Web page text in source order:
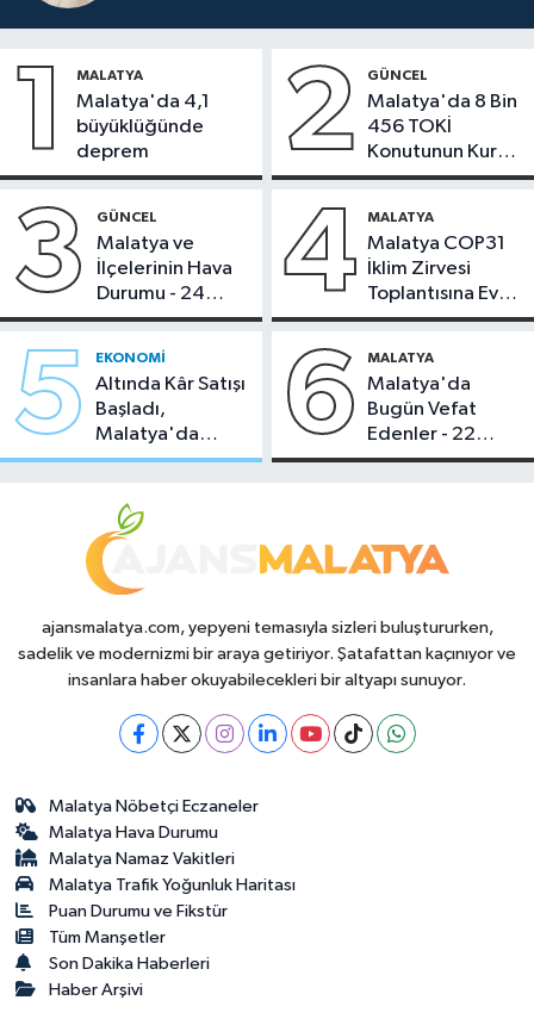
1 MALATYA
Malatya'da 4,1
büyüklüğünde
deprem
2 GÜNCEL
Malatya'da 8 Bin
456 TOKİ
Konutunun Kurası
Bugün Çekiliyor
3 GÜNCEL
Malatya ve
İlçelerinin Hava
Durumu - 24
Temmuz 2026
4 MALATYA
Malatya COP31
İklim Zirvesi
Toplantısına Ev
Sahipliği Yaptı
5 EKONOMI
Altında Kâr Satışı
Başladı,
Malatya'da
Makas Ne
6 MALATYA
Malatya'da
Bugün Vefat
Edenler - 22
Temmuz 2026
ajansmalatya.com, yepyeni temasıyla sizleri buluştururken,
sadelik ve modernizmi bir araya getiriyor. Şatafattan kaçınıyor ve
insanlara haber okuyabilecekleri bir altyapı sunuyor.
Malatya Nöbetçi Eczaneler
Malatya Hava Durumu
Malatya Namaz Vakitleri
Malatya Trafik Yoğunluk Haritası
Puan Durumu ve Fikstür
Tüm Manşetler
Son Dakika Haberleri
Haber Arşivi